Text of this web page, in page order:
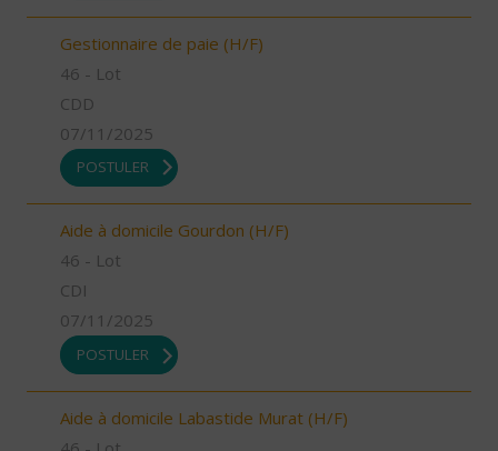
Gestionnaire de paie (H/F)
46 - Lot
CDD
07/11/2025
POSTULER
Aide à domicile Gourdon (H/F)
46 - Lot
CDI
07/11/2025
POSTULER
Aide à domicile Labastide Murat (H/F)